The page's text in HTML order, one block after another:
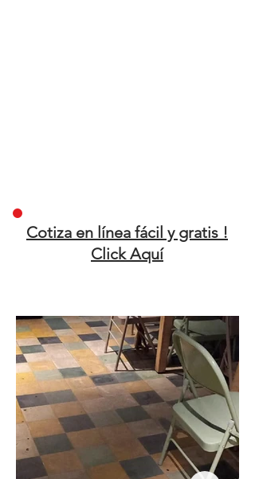
Cotiza en línea fácil y gratis !
Click Aquí